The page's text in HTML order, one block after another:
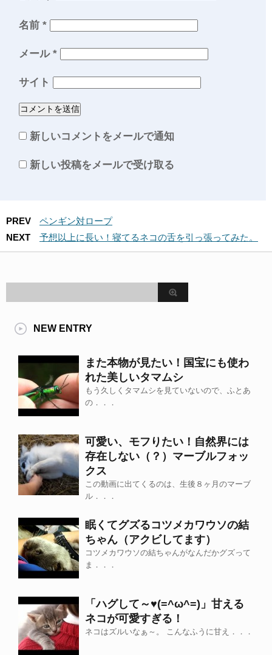
名前 *
メール *
サイト
新しいコメントをメールで通知
新しい投稿をメールで受け取る
PREV
ペンギン対ロープ
NEXT
予想以上に長い！寝てるネコの舌を引っ張ってみた。
NEW ENTRY
また本物が見たい！国宝にも使わ
れた美しいタマムシ
もう久しくタマムシを見ていないので、ふとあ
の．．．
可愛い、モフりたい！自然界には
存在しない（？）マーブルフォッ
クス
この動画に出てくるのは、生後８ヶ月のマーブ
ル．．．
眠くてグズるコツメカワウソの結
ちゃん（アクビしてます）
コツメカワウソの結ちゃんがなんだかグズって
ま．．．
「ハグして～♥(=^ω^=)」甘える
ネコが可愛すぎる！
ネコはズルいなぁ～。 こんなふうに甘え．．．